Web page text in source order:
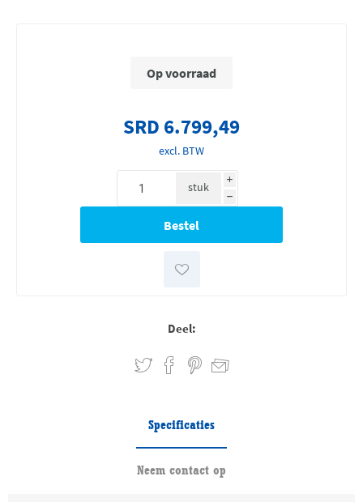
Op voorraad
SRD 6.799,49
excl. BTW
i
h
stuk
Deel:
Specificaties
Neem contact op